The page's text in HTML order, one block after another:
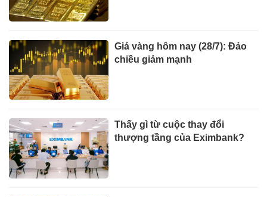
Giá vàng hôm nay (28/7): Đảo
chiều giảm mạnh
Thấy gì từ cuộc thay đổi
thượng tầng của Eximbank?